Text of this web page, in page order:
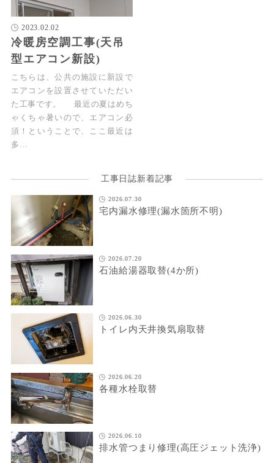
2023.02.02
冷暖房空調工事(天吊
型エアコン新設)
こちらは、公共の施設に新設で
エアコンを設置させていただい
た工事です。 最近の夏はめち
ゃくちゃ暑いので、エアコン必
須！ということで、ここ最近は
多…
工事日誌新着記事
2026.07.30
宅内漏水修理(漏水箇所不明)
2026.07.20
石油給湯器取替(4か所)
2026.06.30
トイレ内天井換気扇取替
2026.06.20
各種水栓取替
2026.06.10
排水管つまり修理(高圧ジェット洗浄)